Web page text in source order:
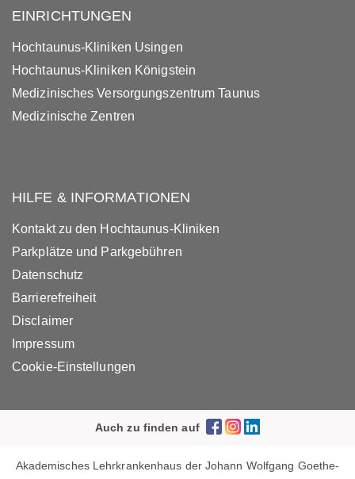
EINRICHTUNGEN
Hochtaunus-Kliniken Usingen
Hochtaunus-Kliniken Königstein
Medizinisches Versorgungszentrum Taunus
Medizinische Zentren
HILFE & INFORMATIONEN
Kontakt zu den Hochtaunus-Kliniken
Parkplätze und Parkgebühren
Datenschutz
Barrierefreiheit
Disclaimer
Impressum
Cookie-Einstellungen
Auch zu finden auf
Akademisches Lehrkrankenhaus der Johann Wolfgang Goethe-